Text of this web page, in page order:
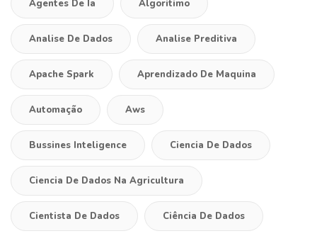
Agentes De Ia Algoritimo
Analise De Dados Analise Preditiva
Apache Spark Aprendizado De Maquina
Automação Aws
Bussines Inteligence Ciencia De Dados
Ciencia De Dados Na Agricultura
Cientista De Dados Ciência De Dados